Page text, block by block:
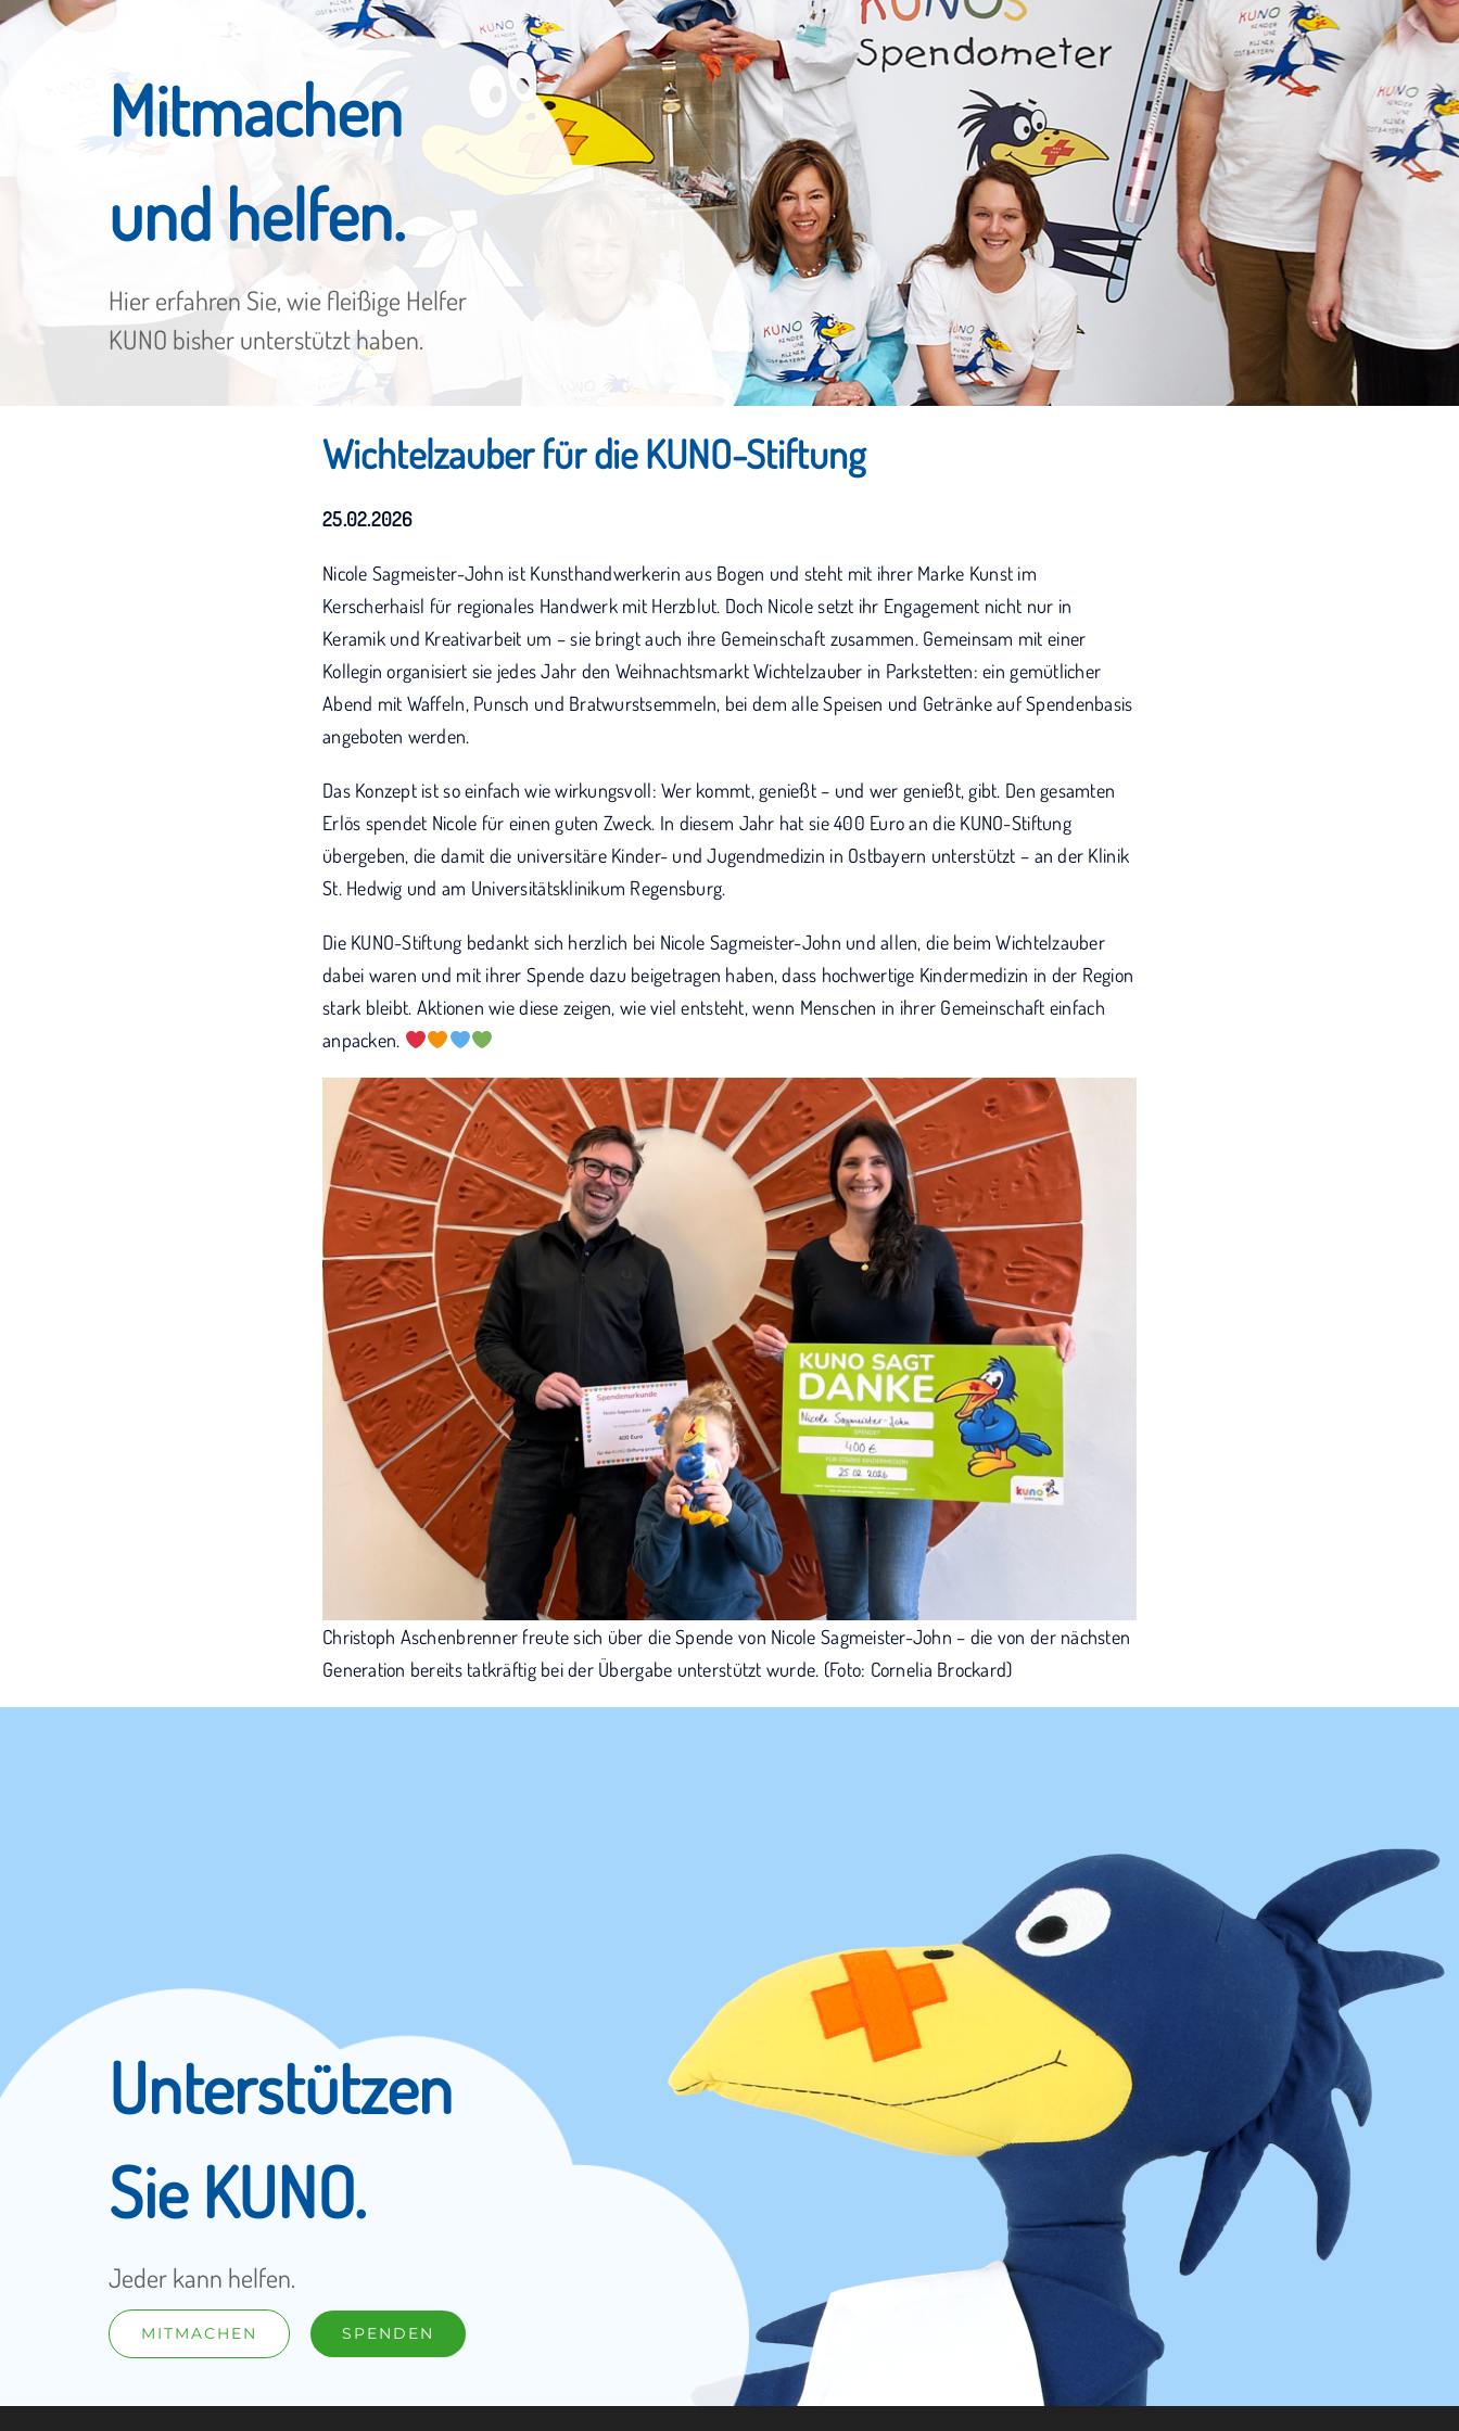
Mitmachen
und helfen.
Hier erfahren Sie, wie fleißige Helfer
KUNO bisher unterstützt haben.
Wichtelzauber für die KUNO-Stiftung
25.02.2026
Nicole Sagmeister-John ist Kunsthandwerkerin aus Bogen und steht mit ihrer Marke Kunst im
Kerscherhaisl für regionales Handwerk mit Herzblut. Doch Nicole setzt ihr Engagement nicht nur in
Keramik und Kreativarbeit um – sie bringt auch ihre Gemeinschaft zusammen. Gemeinsam mit einer
Kollegin organisiert sie jedes Jahr den Weihnachtsmarkt Wichtelzauber in Parkstetten: ein gemütlicher
Abend mit Waffeln, Punsch und Bratwurstsemmeln, bei dem alle Speisen und Getränke auf Spendenbasis
angeboten werden.
Das Konzept ist so einfach wie wirkungsvoll: Wer kommt, genießt – und wer genießt, gibt. Den gesamten
Erlös spendet Nicole für einen guten Zweck. In diesem Jahr hat sie 400 Euro an die KUNO-Stiftung
übergeben, die damit die universitäre Kinder- und Jugendmedizin in Ostbayern unterstützt – an der Klinik
St. Hedwig und am Universitätsklinikum Regensburg.
Die KUNO-Stiftung bedankt sich herzlich bei Nicole Sagmeister-John und allen, die beim Wichtelzauber
dabei waren und mit ihrer Spende dazu beigetragen haben, dass hochwertige Kindermedizin in der Region
stark bleibt. Aktionen wie diese zeigen, wie viel entsteht, wenn Menschen in ihrer Gemeinschaft einfach
anpacken.
Christoph Aschenbrenner freute sich über die Spende von Nicole Sagmeister-John – die von der nächsten
Generation bereits tatkräftig bei der Übergabe unterstützt wurde. (Foto: Cornelia Brockard)
Unterstützen
Sie KUNO.
Jeder kann helfen.
MITMACHEN SPENDEN